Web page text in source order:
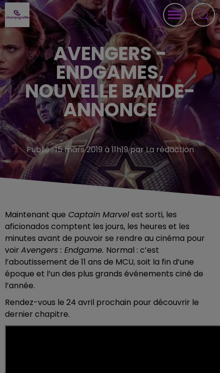
AVENGERS -
ENDGAMES,
NOUVELLE BANDE-
ANNONCE
Publié : 15 mars 2019 à 11h19 par La rédaction
Maintenant que Captain Marvelest sorti, les
aficionados comptent les jours, les heures et les
minutes avant de pouvoir se rendre au cinéma pour
voir Avengers : Endgame. Normal : c’est
l’aboutissement de 11 ans de MCU, soit la fin d’une
époque et l’un des plus grands événements ciné de
l’année.
Rendez-vous le 24 avril prochain pour découvrir le
dernier chapitre.